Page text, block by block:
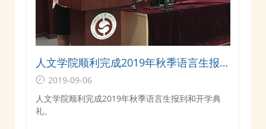
人文学院顺利完成2019年秋季语言生报到
和开学典礼
2019-09-06
人文学院顺利完成2019年秋季语言生报到和开学典
礼。